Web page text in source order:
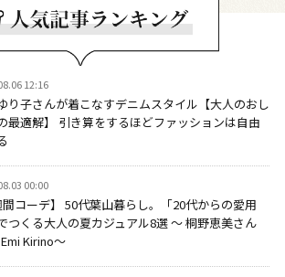
12:16
り子さんが着こなすデニムスタイル【大人のおし
最適解】 引き算をするほどファッションは自由
00:00
間コーデ】 50代葉山暮らし。「20代からの愛用
つくる大人の夏カジュアル8選 ～ 桐野恵美さん
Kirino～